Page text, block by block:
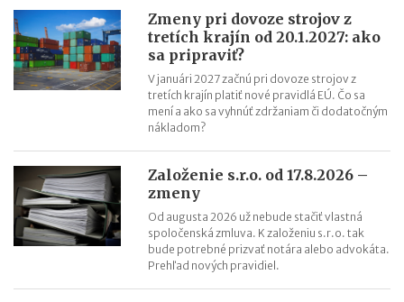
Zmeny pri dovoze strojov z
tretích krajín od 20.1.2027: ako
sa pripraviť?
V januári 2027 začnú pri dovoze strojov z
tretích krajín platiť nové pravidlá EÚ. Čo sa
mení a ako sa vyhnúť zdržaniam či dodatočným
nákladom?
Založenie s.r.o. od 17.8.2026 –
zmeny
Od augusta 2026 už nebude stačiť vlastná
spoločenská zmluva. K založeniu s.r.o. tak
bude potrebné prizvať notára alebo advokáta.
Prehľad nových pravidiel.